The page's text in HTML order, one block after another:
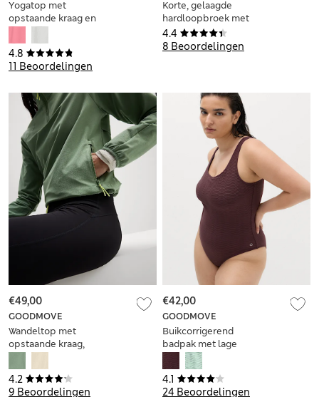
4.8
11 Beoordelingen
Yogatop met
opstaande kraag en
4.4
8 Beoordelingen
Korte, gelaagde
hardloopbroek met
hoge taille en
structuur
4.2
9 Beoordelingen
GOODMOVE
Wandeltop met
opstaande kraag,
Stormwear™
€49,00
4.1
24 Beoordelingen
GOODMOVE
Buikcorrigerend
badpak met lage
rug, vulling en
structuur
€42,00